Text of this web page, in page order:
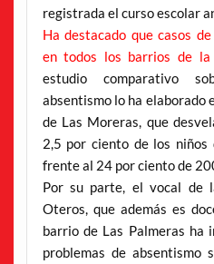
registrada el curso escolar
Ha destacado que casos
en todos los barrios de la
estudio comparativo
absentismo lo ha elaborado
de Las Moreras, que
2,5 por ciento de los
frente al 24 por ciento de
Por su parte, el vocal de
Oteros, que además es
barrio de Las Palmeras ha
problemas de absentismo